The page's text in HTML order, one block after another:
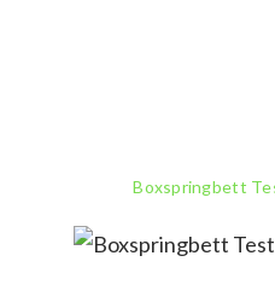
Boxspringbett